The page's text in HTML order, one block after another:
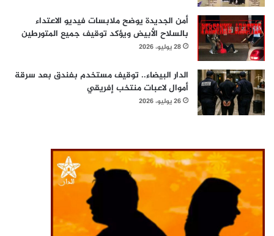
أمن الجديدة يوضح ملابسات فيديو الاعتداء
بالسلاح الأبيض ويؤكد توقيف جميع المتورطين
28 يوليو، 2026
الدار البيضاء.. توقيف مستخدم بفندق بعد سرقة
أموال لاعبات منتخب إفريقي
26 يوليو، 2026